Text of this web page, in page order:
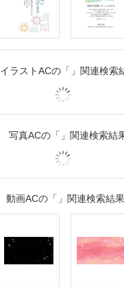
イラストACの「」関連検索
写真ACの「」関連検索結
動画ACの「」関連検索結果